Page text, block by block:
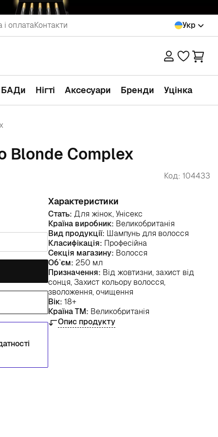
і оплатаКонтакти Укр
БАДи Нігті Аксесуари Бренди Уцінка
Blonde Complex
Код: 104433
Характеристики
Стать: Для жінок, Унісекс
Країна виробник: Великобританія
Вид продукції: Шампунь для волосся
Класифікація: Професійна
Секція магазину: Волосся
Об`єм: 250 мл
Призначення: Від жовтизни, захист від
сонця, Захист кольору волосся,
зволоження, очищення
Вік: 18+
Країна ТМ: Великобританія
Опис продукту